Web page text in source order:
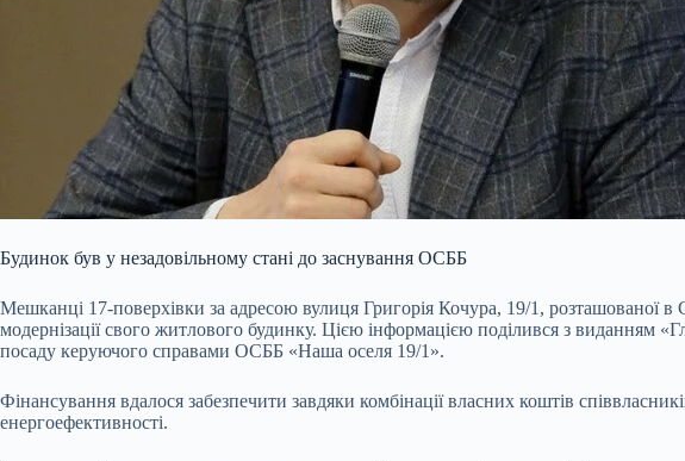
Будинок був у незадовільному стані до заснування ОСББ
Мешканці 17-поверхівки за адресою вулиця Григорія Кочура, 19/1, розташованої
модернізації свого житлового будинку. Цією інформацією поділився з виданням
посаду керуючого справами ОСББ «Наша оселя 19/1».
Фінансування вдалося забезпечити завдяки комбінації власних коштів
енергоефективності.